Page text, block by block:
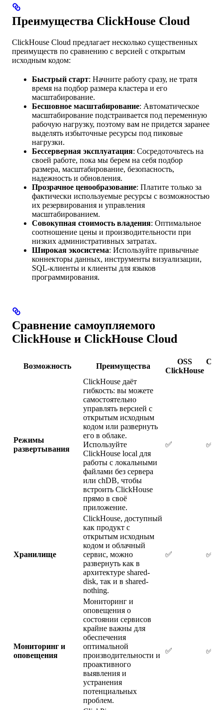
Преимущества ClickHouse Cloud
ClickHouse Cloud предлагает несколько существенных
преимуществ по сравнению с версией с открытым
исходным кодом:
Быстрый старт: Начните работу сразу, не тратя
время на подбор размера кластера и его
масштабирование.
Бесшовное масштабирование: Автоматическое
масштабирование подстраивается под переменную
рабочую нагрузку, поэтому вам не придется заранее
выделять избыточные ресурсы под пиковые
нагрузки.
Бессерверная эксплуатация: Сосредоточьтесь на
своей работе, пока мы берем на себя подбор
размера, масштабирование, безопасность,
надежность и обновления.
Прозрачное ценообразование: Платите только за
фактически используемые ресурсы с возможностью
их резервирования и управления
масштабированием.
Совокупная стоимость владения: Оптимальное
соотношение цены и производительности при
низких административных затратах.
Широкая экосистема: Используйте привычные
коннекторы данных, инструменты визуализации,
SQL-клиенты и клиенты для языков
программирования.
Сравнение самоупляемого
ClickHouse и ClickHouse Cloud
Возможность Преимущества
OSS
ClickHouse
Режимы
развертывания
ClickHouse даёт
гибкость: вы можете
самостоятельно
управлять версией с
открытым исходным
кодом или развернуть
его в облаке.
Используйте
ClickHouse local для
работы с локальными
файлами без сервера
или chDB, чтобы
встроить ClickHouse
прямо в своё
приложение.
✅ ✅
Хранилище
ClickHouse, доступный
как продукт с
открытым исходным
кодом и облачный
сервис, можно
развернуть как в
архитектуре shared-
disk, так и в shared-
nothing.
✅ ✅
Мониторинг и
оповещения
Мониторинг и
оповещения о
состоянии сервисов
крайне важны для
обеспечения
оптимальной
производительности и
проактивного
выявления и
устранения
потенциальных
проблем.
✅ ✅